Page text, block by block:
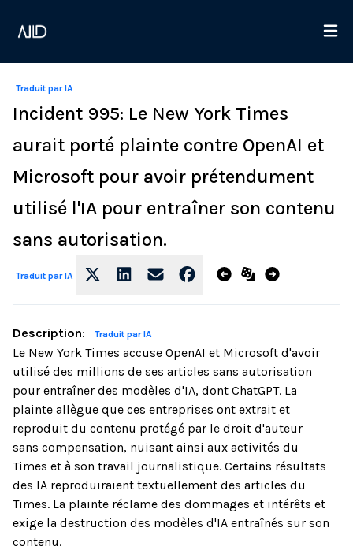
Traduit par IA
Incident 995: Le New York Times
aurait porté plainte contre OpenAI et
Microsoft pour avoir prétendument
utilisé l'IA pour entraîner son contenu
sans autorisation.
Traduit par IA
Description: Traduit par IA
Le New York Times accuse OpenAI et Microsoft d'avoir
utilisé des millions de ses articles sans autorisation
pour entraîner des modèles d'IA, dont ChatGPT. La
plainte allègue que ces entreprises ont extrait et
reproduit du contenu protégé par le droit d'auteur
sans compensation, nuisant ainsi aux activités du
Times et à son travail journalistique. Certains résultats
des IA reproduiraient textuellement des articles du
Times. La plainte réclame des dommages et intérêts et
exige la destruction des modèles d'IA entraînés sur son
contenu.